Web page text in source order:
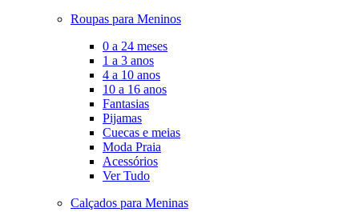
Roupas para Meninos
0 a 24 meses
1 a 3 anos
4 a 10 anos
10 a 16 anos
Fantasias
Pijamas
Cuecas e meias
Moda Praia
Acessórios
Ver Tudo
Calçados para Meninas